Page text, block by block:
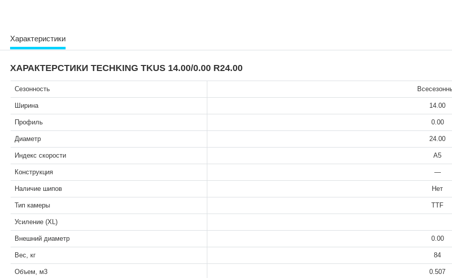
Характеристики
ХАРАКТЕРСТИКИ TECHKING TKUS 14.00/0.00 R24.00
Сезонность
Ширина 14.00
Профиль 0.00
Диаметр 24.00
Индекс скорости A5
Конструкция —
Наличие шипов Нет
Тип камеры TTF
Усиление (XL)
Внешний диаметр 0.00
Вес, кг 84
Объем, м3 0.507